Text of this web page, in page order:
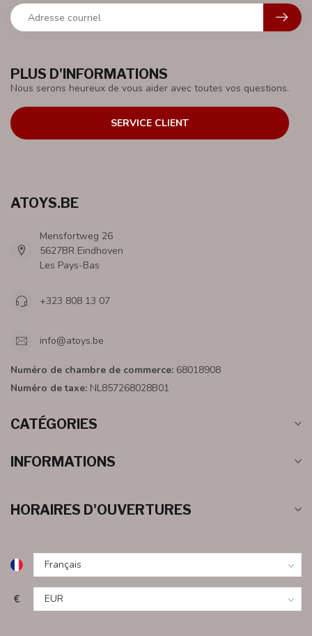
PLUS D'INFORMATIONS
Nous serons heureux de vous aider avec toutes vos questions.
SERVICE CLIENT
ATOYS.BE
Mensfortweg 26
5627BR Eindhoven
Les Pays-Bas
+323 808 13 07
info@atoys.be
Numéro de chambre de commerce: 68018908
Numéro de taxe: NL857268028B01
CATÉGORIES
INFORMATIONS
HORAIRES D'OUVERTURES
€